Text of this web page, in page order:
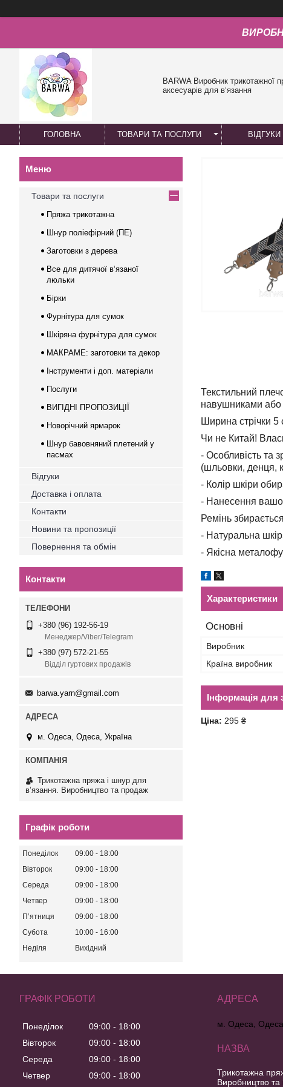
BARWA Виробник трикотажної
аксесуарів для в‘язання
ГОЛОВНА ТОВАРИ ТА ПОСЛУГИ ВІДГУКИ
Текстильний
навушниками або
Ширина стрічки 5
Чи не Китай!
- Особливість та
(шльовки, денця,
- Колір шкіри
- Нанесення
Ремінь
- Натуральна
- Якісна
Характеристики
Основні
Виробник
Країна виробник
Інформація для
Ціна: 295 ₴
Товари та послуги
Пряжа трикотажна
Шнур поліефірний (ПЕ)
Заготовки з дерева
Все для дитячої в‘язаної
люльки
Бірки
Фурнітура для сумок
Шкіряна фурнітура для сумок
МАКРАМЕ: заготовки та декор
Інструменти і доп. матеріали
Послуги
ВИГІДНІ ПРОПОЗИЦІЇ
Новорічний ярмарок
Шнур бавовняний плетений у
пасмах
Відгуки
Доставка і оплата
Контакти
Новини та пропозиції
Повернення та обмін
Контакти
+380 (96) 192-56-19
Менеджер/Viber/Telegram
+380 (97) 572-21-55
Відділ гуртових продажів
barwa.yarn@gmail.com
м. Одеса, Одеса, Україна
Трикотажна пряжа і шнур для
в’язання. Виробництво та продаж
Графік роботи
Понеділок 09:00
18:00
Вівторок
09:00
18:00
Середа
09:00
18:00
Четвер
09:00
18:00
Пʼятниця
09:00
18:00
Субота
10:00
16:00
Неділя
Вихідний
ГРАФІК РОБОТИ
Понеділок 09:00
18:00
Вівторок
09:00
18:00
Середа
09:00
18:00
Четвер
09:00 18:00
м. Одеса,
Трикотажна
Виробництво